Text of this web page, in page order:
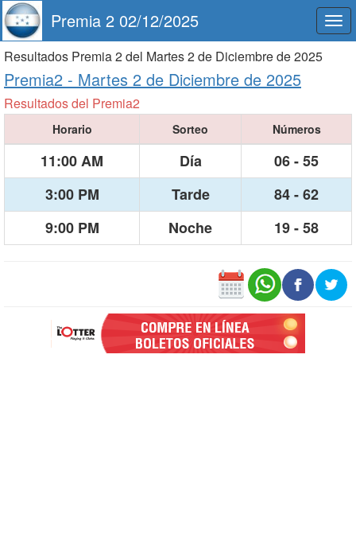
Premia 2 02/12/2025
Resultados Premia 2 del Martes 2 de Diciembre de 2025
Premia2 - Martes 2 de Diciembre de 2025
Resultados del Premia2
Horario Sorteo Números
11:00 AM Día
06 - 55
3:00 PM
Tarde
84 - 62
9:00 PM
Noche 19 - 58